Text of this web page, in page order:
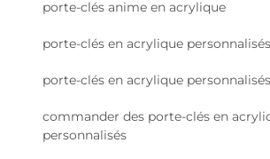
porte-clés anime en acrylique
porte-clés en acrylique personnalisés
porte-clés en acrylique
commander des porte-clés en
personnalisés